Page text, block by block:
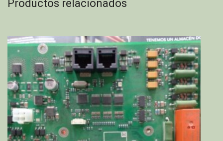
Productos relacionados